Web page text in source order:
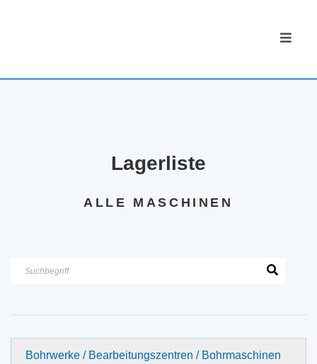
Lagerliste
ALLE MASCHINEN
Bohrwerke / Bearbeitungszentren / Bohrmaschinen